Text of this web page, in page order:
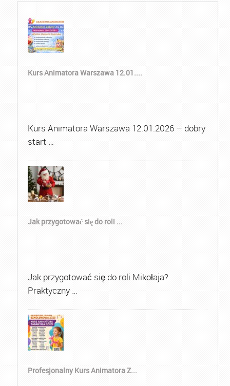
Kurs Animatora Warszawa 12.01....
Kurs Animatora Warszawa 12.01.2026 – dobry
start …
Jak przygotować się do roli ...
Jak przygotować się do roli Mikołaja?
Praktyczny …
Profesjonalny Kurs Animatora Z...